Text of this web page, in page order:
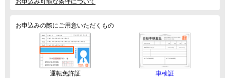
お申込みの際にご用意いただくもの
運転免許証 車検証